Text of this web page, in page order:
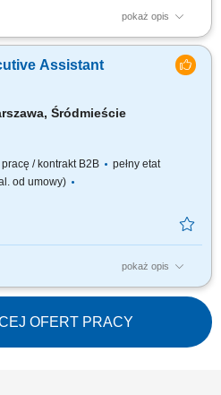
pokaż opis
i poczty mailowej Dyrekcji;
lotów, hoteli, transferu) oraz
organizacja narad, spotkań, eventów;
poczty; zaopatrzenie biura w
Assistant
Śródmieście
/ kontrakt B2B
pełny etat
od umowy)
pokaż opis
i zawodowych właścicieli
i koordynowanie podróży (rezerwacja
współpraca i korespondencja z
stowarzyszeniami i podmiotami, w
OFERT PRACY